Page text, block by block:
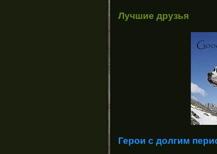
Лучшие друзья
Герои с долгим